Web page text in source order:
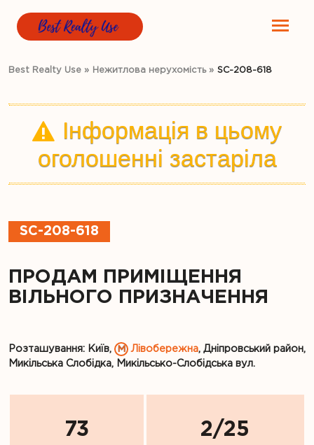
Best Realty Use » Нежитлова нерухомість » SC-208-618
Інформація в цьому
оголошенні застаріла
SC-208-618
ПРОДАМ ПРИМІЩЕННЯ
ВІЛЬНОГО ПРИЗНАЧЕННЯ
Розташування: Київ, Лівобережна, Дніпровський район,
Микільська Слобідка, Микільсько-Слобідська вул.
73 2/25